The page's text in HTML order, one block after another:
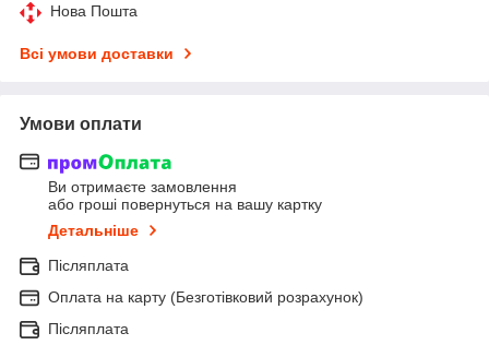
Нова Пошта
Всі умови доставки
Умови оплати
Ви отримаєте замовлення
або гроші повернуться на вашу картку
Детальніше
Післяплата
Оплата на карту (Безготівковий розрахунок)
Післяплата